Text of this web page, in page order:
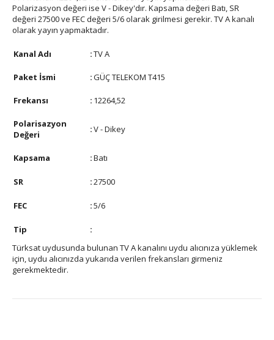
Polarizasyon değeri ise V - Dikey'dır. Kapsama değeri Batı, SR
değeri 27500 ve FEC değeri 5/6 olarak girilmesi gerekir. TV A kanalı
olarak yayın yapmaktadır.
Kanal Adı :TV A
Paket İsmi :GÜÇ TELEKOM T415
Frekansı : 12264,52
Polarisazyon
Değeri
:V - Dikey
Kapsama :Batı
SR :27500
FEC :5/6
Tip
:
Türksat uydusunda bulunan TV A kanalını uydu alıcınıza yüklemek
için, uydu alıcınızda yukarıda verilen frekansları girmeniz
gerekmektedir.